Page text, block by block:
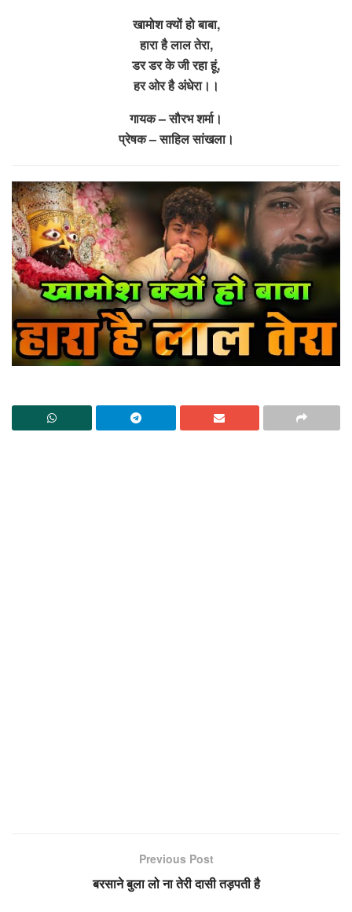
खामोश क्यों हो बाबा,
हारा है लाल तेरा,
डर डर के जी रहा हूं,
हर ओर है अंधेरा।।
गायक – सौरभ शर्मा।
प्रेषक – साहिल सांखला।
Previous Post
बरसाने बुला लो ना तेरी दासी तड़पती है